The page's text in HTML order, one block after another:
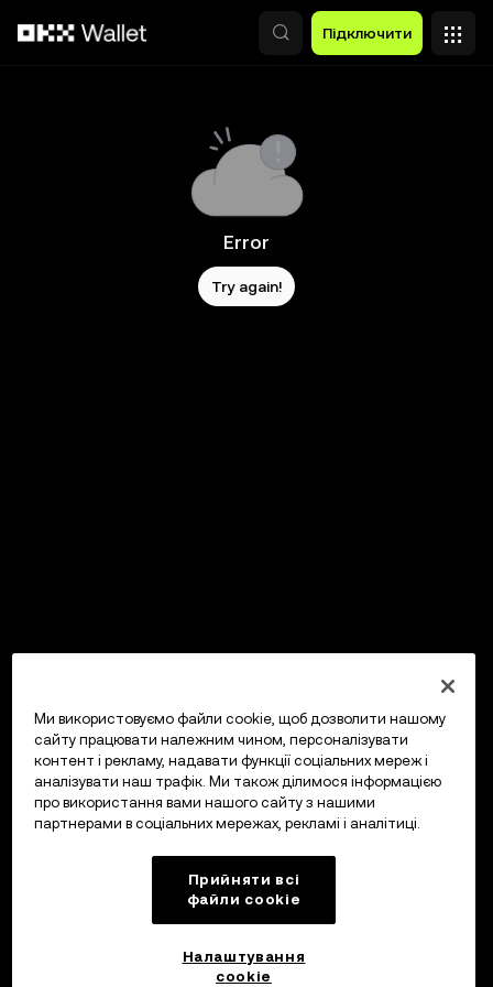
Підключити
Error
Try again!
Ми використовуємо файли cookie, щоб дозволити нашому
сайту працювати належним чином, персоналізувати
контент і рекламу, надавати функції соціальних мереж і
аналізувати наш трафік. Ми також ділимося інформацією
про використання вами нашого сайту з нашими
партнерами в соціальних мережах, рекламі і аналітиці.
Прийняти всі
файли сookie
Налаштування
cookie